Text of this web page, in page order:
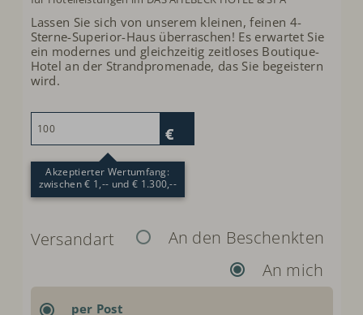
Lassen Sie sich von unserem kleinen, feinen 4-
Sterne-Superior-Haus überraschen! Es erwartet Sie
ein modernes und gleichzeitig zeitloses Boutique-
Hotel an der Strandpromenade, das Sie begeistern
wird.
Akzeptierter Wertumfang:
zwischen € 1,-- und € 1.300,--
Versandart
An den Beschenkten
An mich
per Post